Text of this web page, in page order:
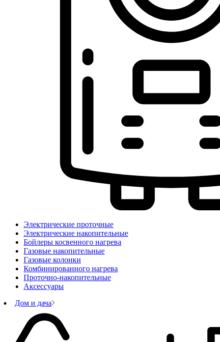
Электрические проточные
Электрические накопительные
Бойлеры косвенного нагрева
Газовые накопительные
Газовые колонки
Комбинированного нагрева
Проточно-накопительные
Аксессуары
Дом и дача